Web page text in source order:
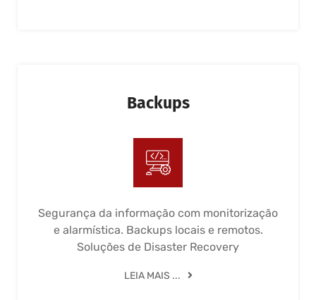
Backups
Segurança da informação com monitorização
e alarmística. Backups locais e remotos.
Soluções de Disaster Recovery
LEIA MAIS ...